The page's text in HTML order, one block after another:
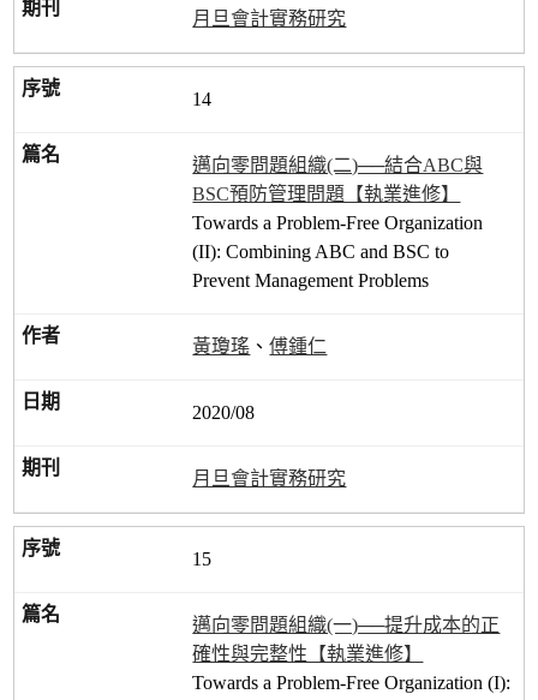
月旦會計實務研究
14
邁向零問題組織(二)──結合ABC與
BSC預防管理問題【執業進修】
Towards a Problem-Free Organization
(II): Combining ABC and BSC to
Prevent Management Problems
黃瓊瑤 、傅鍾仁
2020/08
月旦會計實務研究
15
邁向零問題組織(一)──提升成本的正
確性與完整性【執業進修】
Towards a Problem-Free Organization (I):